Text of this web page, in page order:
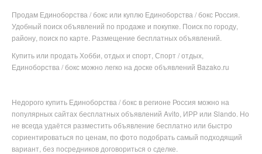
Продам Единоборства / бокс или куплю Единоборства / бокс Россия.
Удобный поиск объявлений по продаже и покупке. Поиск по городу,
району, поиск по карте. Размещение бесплатных объявлений.
Купить или продать Хобби, отдых и спорт, Спорт / отдых,
Единоборства / бокс можно легко на доске объявлений Bazako.ru
Недорого купить Единоборства / бокс в регионе Россия можно на
популярныхсайтах бесплатных объявлений Avito, ИРР или Slando. Но
не всегда удаётся разместить объявление бесплатно или быстро
сориентироваться по ценам, по фото подобрать самый подходящий
вариант, без посредников договориться о сделке.